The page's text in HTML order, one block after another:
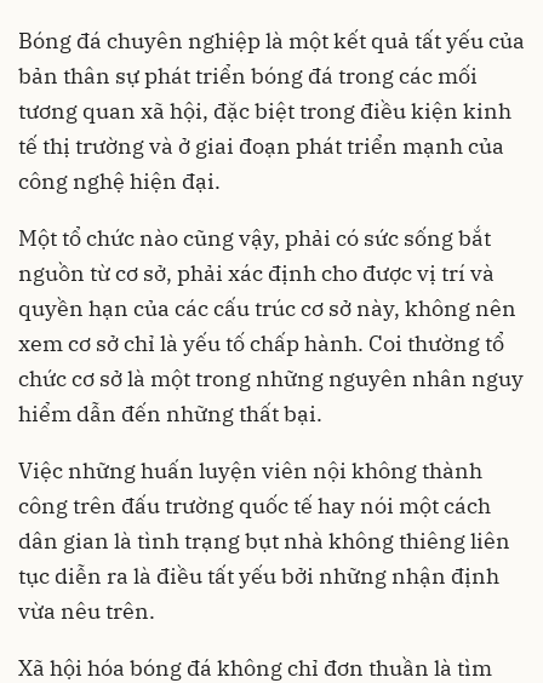
Bóng đá chuyên nghiệp là một kết quả tất yếu của
bản thân sự phát triển bóng đá trong các mối
tương quan xã hội, đặc biệt trong điều kiện kinh
tế thị trường và ở giai đoạn phát triển mạnh của
công nghệ hiện đại.
Một tổ chức nào cũng vậy, phải có sức sống bắt
nguồn từ cơ sở, phải xác định cho được vị trí và
quyền hạn của các cấu trúc cơ sở này, không nên
xem cơ sở chỉ là yếu tố chấp hành. Coi thường tổ
chức cơ sở là một trong những nguyên nhân nguy
hiểm dẫn đến những thất bại.
Việc những huấn luyện viên nội không thành
công trên đấu trường quốc tế hay nói một cách
dân gian là tình trạng bụt nhà không thiêng liên
tục diễn ra là điều tất yếu bởi những nhận định
vừa nêu trên.
Xã hội hóa bóng đá không chỉ đơn thuần là tìm